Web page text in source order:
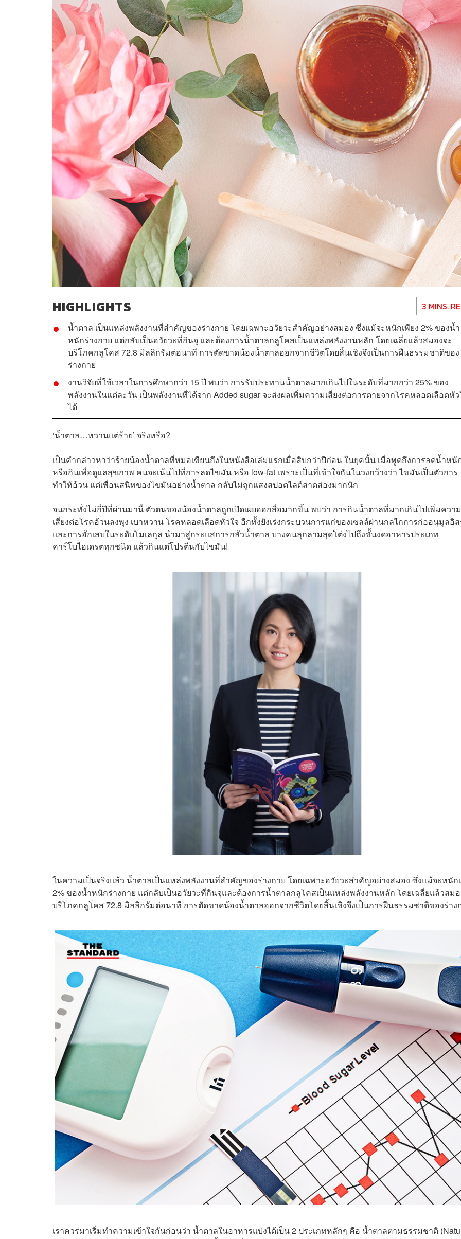
HIGHLIGHTS 3 MINS.
น้ำตาล เป็นแหล่งพลังงานที่สำคัญของร่างกาย โดยเฉพาะอวัยวะสำคัญอย่างสมอง ซึ่งแม้จะหนักเพียง 2% ของน้ำ
หนักร่างกาย แต่กลับเป็นอวัยวะที่กินจุ และต้องการน้ำตาลกลูโคสเป็นแหล่งพลังงานหลัก โดยเฉลี่ยแล้วสมองจะ
บริโภคกลูโคส 72.8 มิลลิกรัมต่อนาที การตัดขาดน้องน้ำตาลออกจากชีวิตโดยสิ้นเชิงจึงเป็นการฝืนธรรมชาติของ
ร่างกาย
งานวิจัยที่ใช้เวลาในการศึกษากว่า 15 ปี พบว่า การรับประทานน้ำตาลมากเกินไปในระดับที่มากกว่า 25% ของ
พลังงานในแต่ละวัน เป็นพลังงานที่ได้จาก Added sugar จะส่งผลเพิ่มความเสี่ยงต่อการตายจากโรคหลอดเลือดหัว
ได้
‘น้ำตาล…หวานแต่ร้าย’ จริงหรือ?
เป็นคำกล่าวหาว่าร้ายน้องน้ำตาลที่หมอเขียนถึงในหนังสือเล่มแรกเมื่อสิบกว่าปีก่อน ในยุคนั้น เมื่อพูดถึงการลดน้ำหนั
หรือกินเพื่อดูแลสุขภาพ คนจะเน้นไปที่การลดไขมัน หรือ low-fat เพราะเป็นที่เข้าใจกันในวงกว้างว่า ไขมันเป็นตัวการ
ทำให้อ้วน แต่เพื่อนสนิทของไขมันอย่างน้ำตาล กลับไม่ถูกแสงสปอตไลต์สาดส่องมากนัก
จนกระทั่งไม่กี่ปีที่ผ่านมานี้ ตัวตนของน้องน้ำตาลถูกเปิดเผยออกสื่อมากขึ้น พบว่า การกินน้ำตาลที่มากเกินไปเพิ่มความ
เสี่ยงต่อโรคอ้วนลงพุง เบาหวาน โรคหลอดเลือดหัวใจ อีกทั้งยังเร่งกระบวนการแก่ของเซลล์ผ่านกลไกการก่ออนุมูลอิ
และการอักเสบในระดับโมเลกุล นำมาสู่กระแสการกลัวน้ำตาล บางคนลุกลามสุดโต่งไปถึงขั้นงดอาหารประเภท
คาร์โบไฮเดรตทุกชนิด แล้วกินแต่โปรตีนกับไขมัน!
ในความเป็นจริงแล้ว น้ำตาลเป็นแหล่งพลังงานที่สำคัญของร่างกาย โดยเฉพาะอวัยวะสำคัญอย่างสมอง ซึ่งแม้จะหนัก
2% ของน้ำหนักร่างกาย แต่กลับเป็นอวัยวะที่กินจุและต้องการน้ำตาลกลูโคสเป็นแหล่งพลังงานหลัก โดยเฉลี่ยแล้วสม
บริโภคกลูโคส 72.8 มิลลิกรัมต่อนาที การตัดขาดน้องน้ำตาลออกจากชีวิตโดยสิ้นเชิงจึงเป็นการฝืนธรรมชาติของร่าง
เราควรมาเริ่มทำความเข้าใจกันก่อนว่า น้ำตาลในอาหารแบ่งได้เป็น 2 ประเภทหลักๆ คือ น้ำตาลตามธรรมชาติ